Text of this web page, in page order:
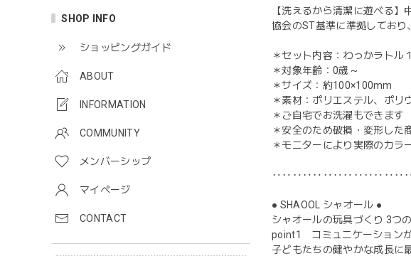
SHOP INFO
ショッピングガイド
ABOUT
INFORMATION
COMMUNITY
メンバーシップ
マイページ
CONTACT
【洗えるから清潔に遊べる
協会のST基準に準拠しており
＊セット内容：わっかラトル
＊対象年齢：0歳～
＊サイズ：約100×100mm
＊素材：ポリエステル、ポリ
＊ご自宅でお洗濯もできます
＊安全のため破損・変形した
＊モニターにより実際のカラ
● SHAOOL シャオール ●
シャオールの玩具づくり 3つ
point1 コミュニケーション
子どもたちの健やかな成長に